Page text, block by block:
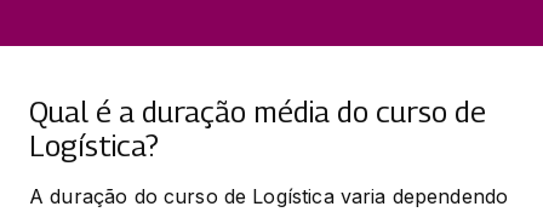
Qual é a duração média do curso de
Logística?
A duração do curso de Logística varia dependendo